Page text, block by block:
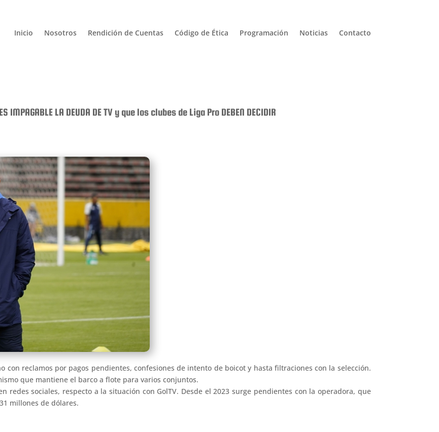
Inicio Nosotros Rendición de Cuentas Código de Ética Programación Noticias Contacto
IMPAGABLE LA DEUDA DE TV y que los clubes de Liga Pro DEBEN DECIDIR
reclamos por pagos pendientes, confesiones de intento de boicot y hasta filtraciones con la selección.
que mantiene el barco a flote para varios conjuntos.
redes sociales, respecto a la situación con GolTV. Desde el 2023 surge pendientes con la operadora, que
millones de dólares.